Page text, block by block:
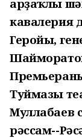
арҙаҡлы
кавалерия
Геройы,
Туймазы
Муллабаев
рәссам--